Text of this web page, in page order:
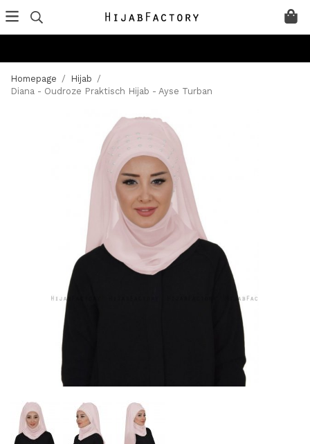
Homepage / Hijab /
Diana - Oudroze Praktisch Hijab - Ayse Turban